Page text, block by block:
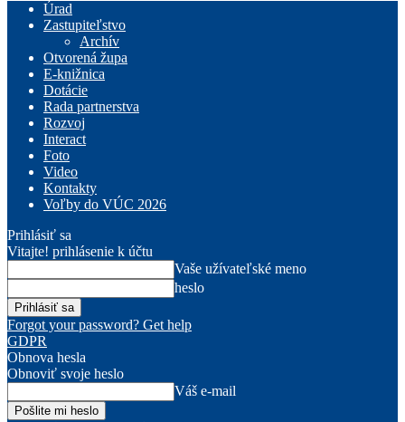
Úrad
Zastupiteľstvo
Archív
Otvorená župa
E-knižnica
Dotácie
Rada partnerstva
Rozvoj
Interact
Foto
Video
Kontakty
Voľby do VÚC 2026
Prihlásiť sa
Vitajte! prihlásenie k účtu
Vaše užívateľské meno
heslo
Forgot your password? Get help
GDPR
Obnova hesla
Obnoviť svoje heslo
Váš e-mail